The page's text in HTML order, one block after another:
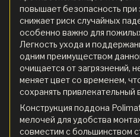
повышает безопасность при
снижает риск случайных
особенно важно для
Легкость ухода и
одним преимуществом
очищается от загрязнений,
меняет цвет со временем,
сохранять привлекательный
Конструкция поддона
мелочей для удобства
совместим с большинством